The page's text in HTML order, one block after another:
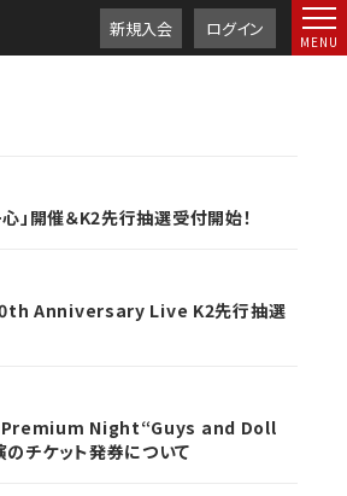
新規入会 ログイン
」開催＆K2先行抽選受付開始！
Anniversary Live K2先行抽選
Night“Guys and Doll
チケット発券について